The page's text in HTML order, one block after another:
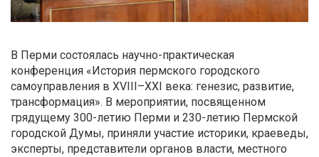
В Перми состоялась научно-практическая
конференция «История пермского городского
самоуправления в XVIII–XXI века: генезис, развитие,
трансформация». В мероприятии, посвященном
грядущему 300-летию Перми и 230-летию Пермской
городской Думы, приняли участие историки, краеведы,
эксперты, представители органов власти, местного